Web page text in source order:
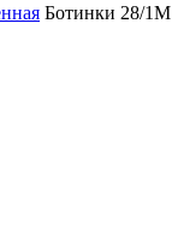
Ботинки 28/1М